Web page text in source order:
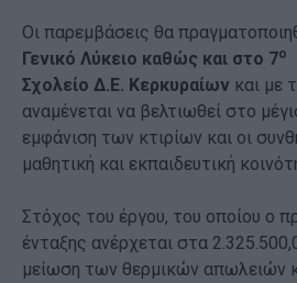
Οι παρεμβάσεις θα
Γενικό Λύκειο καθώς και στο 7ο
Σχολείο Δ.Ε. Κερκυραίων και με
αναμένεται να βελτιωθεί στο
εμφάνιση των κτιρίων και οι
μαθητική και εκπαιδευτική
Στόχος του έργου, του οποίου ο
ένταξης ανέρχεται στα
μείωση των θερμικών απωλειών